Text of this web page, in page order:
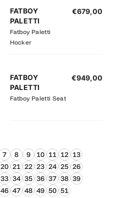
FATBOY
PALETTI
Fatboy Paletti
Hocker
€679,00
FATBOY
PALETTI
Fatboy Paletti Seat
€949,00
7 8 9 10 11 12 13
20 21 22 23 24 25 26
33 34 35 36 37 38 39
46 47 48 49 50 51